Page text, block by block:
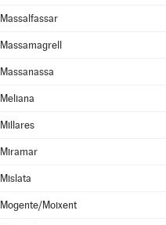
Massalfassar
Massamagrell
Massanassa
Meliana
Millares
Miramar
Mislata
Mogente/Moixent